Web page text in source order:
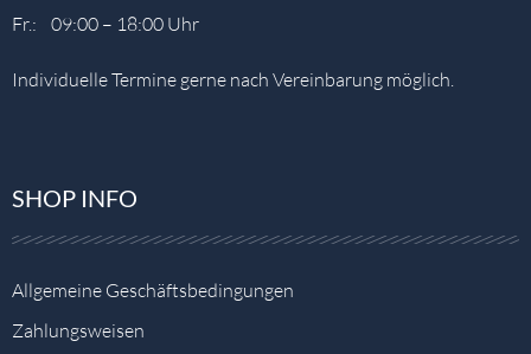
Fr.: 09:00 – 18:00 Uhr
Individuelle Termine gerne nach Vereinbarung möglich.
SHOP INFO
Allgemeine Geschäftsbedingungen
Zahlungsweisen